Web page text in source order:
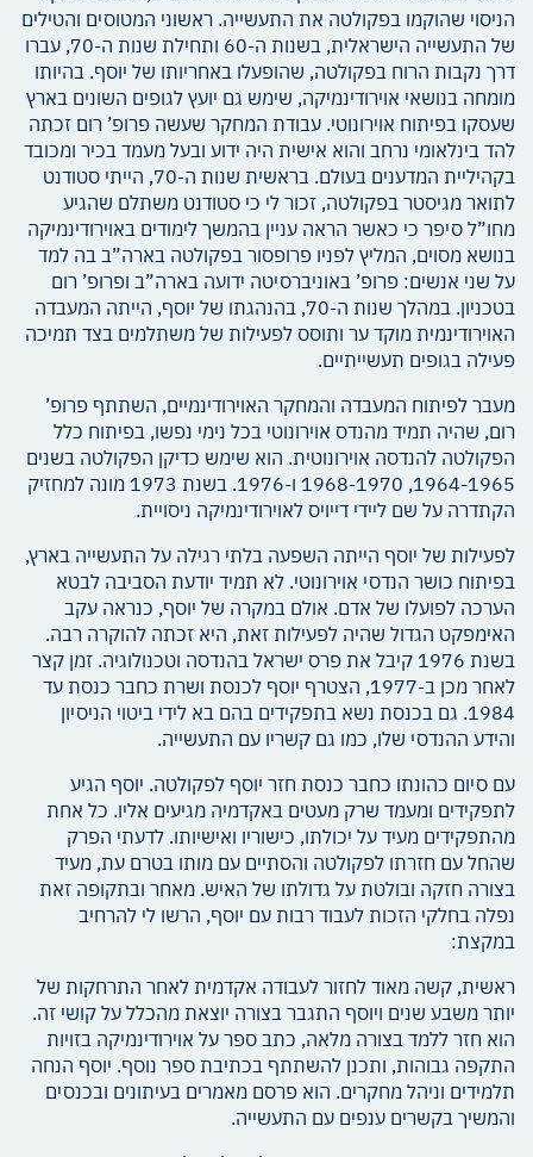
הניסוי שהוקמו בפקולטה את התעשייה. ראשוני המטוסים והטילים
של התעשייה הישראלית, בשנות ה-60 ותחילת שנות ה-70, עברו
דרך נקבות הרוח בפקולטה, שהופעלו באחריותו של יוסף. בהיותו
מומחה בנושאי אוירודינמיקה, שימש גם יועץ לגופים השונים בארץ
שעסקו בפיתוח אוירונוטי. עבודת המחקר שעשה פרופ’ רום זכתה
להד בינלאומי נרחב והוא אישית היה ידוע ובעל מעמד בכיר ומכובד
בקהיליית המדענים בעולם. בראשית שנות ה-70, הייתי סטודנט
לתואר מגיסטר בפקולטה, זכור לי כי סטודנט משתלם שהגיע
מחו”ל סיפר כי כאשר הראה עניין בהמשך לימודים באוירודינמיקה
בנושא מסוים, המליץ לפניו פרופסור בפקולטה בארה”ב בה למד
על שני אנשים: פרופ’ באוניברסיטה ידועה בארה”ב ופרופ’ רום
בטכניון. במהלך שנות ה-70, בהנהגתו של יוסף, הייתה המעבדה
האוירודינמית מוקד ער ותוסס לפעילות של משתלמים בצד תמיכה
פעילה בגופים תעשייתיים.
מעבר לפיתוח המעבדה והמחקר האוירודינמיים, השתתף פרופ’
רום, שהיה תמיד מהנדס אוירונוטי בכל נימי נפשו, בפיתוח כלל
הפקולטה להנדסה אוירונוטית. הוא שימש כדיקן הפקולטה בשנים
1964-1965, 1968-1970 ו-1976. בשנת 1973 מונה למחזיק
הקתדרה על שם ליידי דייויס לאוירודינמיקה ניסויית.
לפעילות של יוסף הייתה השפעה בלתי רגילה על התעשייה בארץ,
בפיתוח כושר הנדסי אוירונוטי. לא תמיד יודעת הסביבה לבטא
הערכה לפועלו של אדם. אולם במקרה של יוסף, כנראה עקב
האימפקט הגדול שהיה לפעילות זאת, היא זכתה להוקרה רבה.
בשנת 1976 קיבל את פרס ישראל בהנדסה וטכנולוגיה. זמן קצר
לאחר מכן ב-1977, הצטרף יוסף לכנסת ושרת כחבר כנסת עד
1984. גם בכנסת נשא בתפקידים בהם בא לידי ביטוי הניסיון
והידע ההנדסי שלו, כמו גם קשריו עם התעשייה.
עם סיום כהונתו כחבר כנסת חזר יוסף לפקולטה. יוסף הגיע
לתפקידים ומעמד שרק מעטים באקדמיה מגיעים אליו. כל אחת
מהתפקידים מעיד על יכולתו, כישוריו ואישיותו. לדעתי הפרק
שהחל עם חזרתו לפקולטה והסתיים עם מותו בטרם עת, מעיד
בצורה חזקה ובולטת על גדולתו של האיש. מאחר ובתקופה זאת
נפלה בחלקי הזכות לעבוד רבות עם יוסף, הרשו לי להרחיב
במקצת:
ראשית, קשה מאוד לחזור לעבודה אקדמית לאחר התרחקות של
יותר משבע שנים ויוסף התגבר בצורה יוצאת מהכלל על קושי זה.
הוא חזר ללמד בצורה מלאה, כתב ספר על אוירודינמיקה בזויות
התקפה גבוהות, ותכנן להשתתף בכתיבת ספר נוסף. יוסף הנחה
תלמידים וניהל מחקרים. הוא פרסם מאמרים בעיתונים ובכנסים
והמשיך בקשרים ענפים עם התעשייה.